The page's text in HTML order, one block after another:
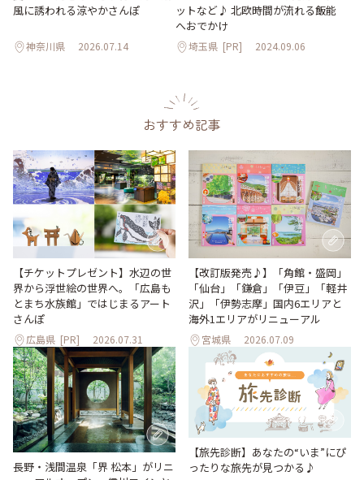
風に誘われる涼やかさんぽ
神奈川県 2026.07.14
ットなど♪ 北欧時間が流れる飯能
へおでかけ
埼玉県 [PR] 2024.09.06
おすすめ記事
【チケットプレゼント】水辺の世
界から浮世絵の世界へ。「広島も
とまち水族館」ではじまるアート
さんぽ
広島県 [PR] 2026.07.31
【改訂版発売♪】「角館・盛岡」
「仙台」「鎌倉」「伊豆」「軽井
沢」「伊勢志摩」国内6エリアと
海外1エリアがリニューアル
宮城県 2026.07.09
長野・浅間温泉「界 松本」がリニ
【旅先診断】あなたの“いま”にぴ
ったりな旅先が見つかる♪